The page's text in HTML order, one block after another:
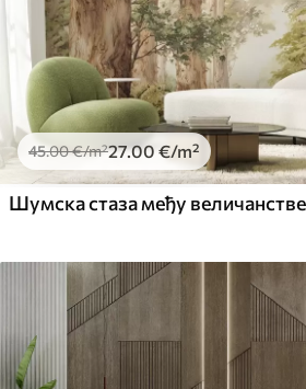
45.00€/m²27.00 €/m²